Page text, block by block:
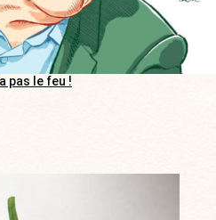
pas le feu !